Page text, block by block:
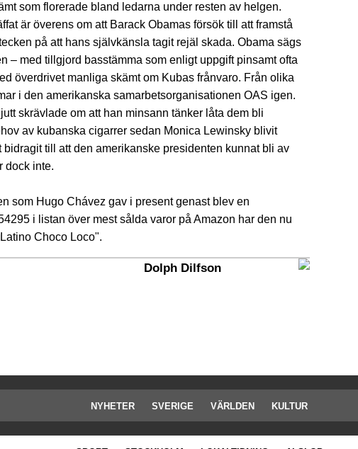
som florerade bland ledarna under resten av helgen.
är överens om att Barack Obamas försök till att framstå
på att hans självkänsla tagit rejäl skada. Obama sägs
– med tillgjord basstämma som enligt uppgift pinsamt ofta
överdrivet manliga skämt om Kubas frånvaro. Från olika
i den amerikanska samarbetsorganisationen OAS igen.
skrävlade om att han minsann tänker låta dem bli
av kubanska cigarrer sedan Monica Lewinsky blivit
till att den amerikanske presidenten kunnat bli av
dock inte.
som Hugo Chávez gav i present genast blev en
i listan över mest sålda varor på Amazon har den nu
Choco Loco".
Dolph Dilfson
NYHETER SVERIGE VÄRLDEN KULTUR